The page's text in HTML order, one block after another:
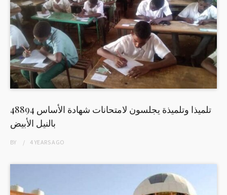
48894 تلميذا وتلميذة يجلسون لامتحانات شهادة الأساس
بالنيل الأبيض
BY 4 YEARSAGO